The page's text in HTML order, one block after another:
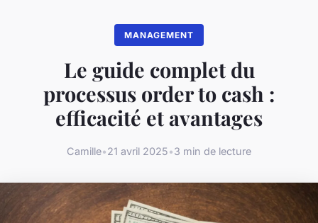
MANAGEMENT
Le guide complet du
processus order to cash :
efficacité et avantages
Camille•21 avril 2025•3 min de lecture